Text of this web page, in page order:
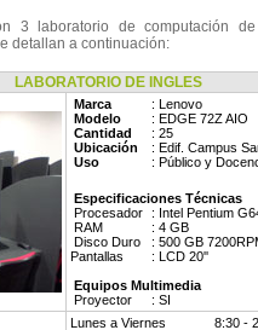
3 laboratorio de computación
detallan a continuación:
LABORATORIO DE INGLES
Marca
: Lenovo
Modelo
: EDGE 72Z AIO
Cantidad
: 25
Ubicación
: Edif. Campus
Uso
: Público y
Especificaciones Técnicas
Procesador
: Intel Pentium
RAM
: 4 GB
Disco Duro
: 500 GB
Pantallas
: LCD 20''
Equipos Multimedia
Proyector
: SI
Lunes a Viernes 8:30 -